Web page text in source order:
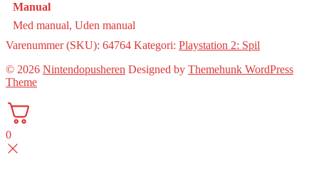
Manual
Med manual, Uden manual
Varenummer (SKU): 64764 Kategori: Playstation 2: Spil
© 2026 Nintendopusheren Designed by Themehunk WordPress
Theme
0